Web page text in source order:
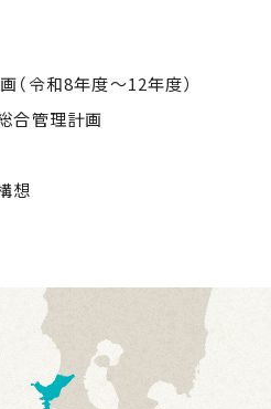
（令和8年度～12年度）
合管理計画
想